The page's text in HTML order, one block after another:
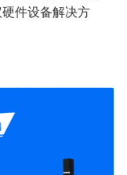
件设备解决方